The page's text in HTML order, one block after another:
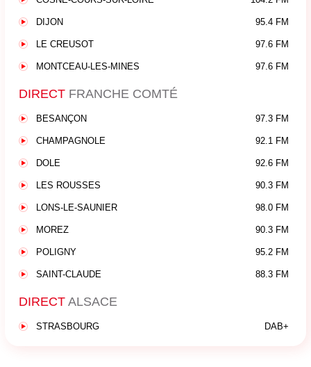
DIJON 95.4 FM
LE CREUSOT 97.6 FM
MONTCEAU-LES-MINES 97.6 FM
DIRECT FRANCHE COMTÉ
BESANÇON 97.3 FM
CHAMPAGNOLE 92.1 FM
DOLE 92.6 FM
LES ROUSSES 90.3 FM
LONS-LE-SAUNIER 98.0 FM
MOREZ 90.3 FM
POLIGNY 95.2 FM
SAINT-CLAUDE 88.3 FM
DIRECT ALSACE
STRASBOURG DAB+